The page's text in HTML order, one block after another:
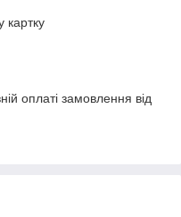
картку
оплаті замовлення від